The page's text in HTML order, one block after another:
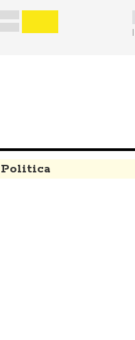
|
Politica